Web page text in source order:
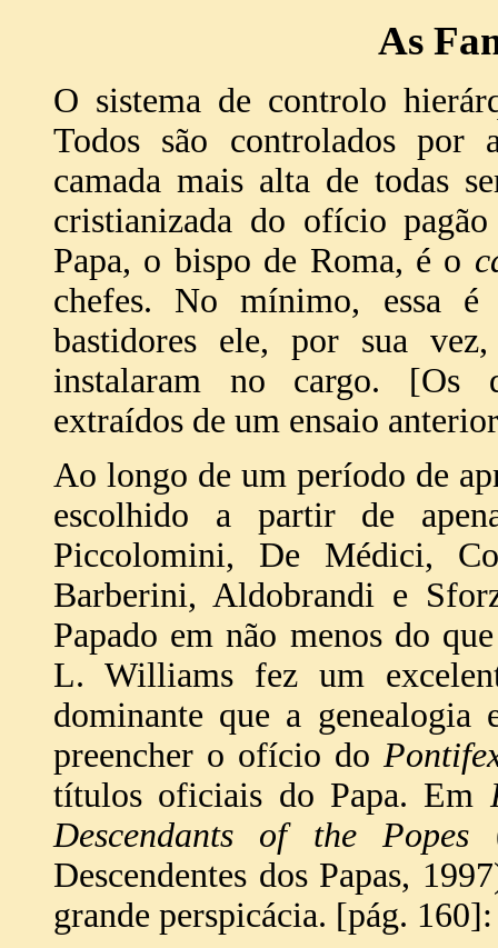
As
O sistema de controlo
Todos são controlados por
camada mais alta de todas
cristianizada do ofício
Papa, o bispo de Roma, é o
chefes. No mínimo, essa
bastidores ele, por sua
instalaram no cargo. [Os
extraídos de um ensaio
Ao longo de um período de
escolhido a partir de
Piccolomini, De Médici,
Barberini, Aldobrandi e
Papado em não menos do
L. Williams fez um
dominante que a genealogia
preencher o ofício do
títulos oficiais do Papa. Em
Descendants of the Popes
Descendentes dos Papas,
grande perspicácia. [pág. 160]: